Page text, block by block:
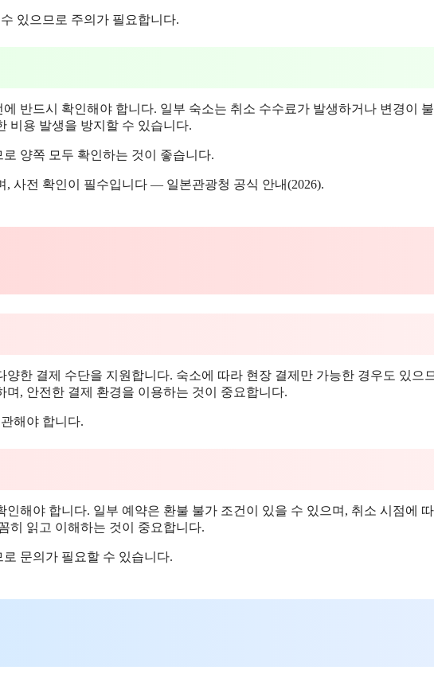
있으므로 주의가 필요합니다.
반드시 확인해야 합니다. 일부 숙소는 취소 수수료가 발생하거나 변경이
비용 발생을 방지할 수 있습니다.
양쪽 모두 확인하는 것이 좋습니다.
사전 확인이 필수입니다 — 일본관광청 공식 안내(2026).
한 결제 수단을 지원합니다. 숙소에 따라 현장 결제만 가능한 경우도 있으
, 안전한 결제 환경을 이용하는 것이 중요합니다.
해야 합니다.
해야 합니다. 일부 예약은 환불 불가 조건이 있을 수 있으며, 취소 시점에
히 읽고 이해하는 것이 중요합니다.
문의가 필요할 수 있습니다.